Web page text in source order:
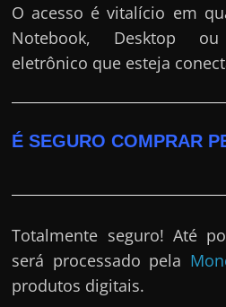
O acesso é vitalício em
Notebook, Desktop
eletrônico que esteja
É SEGURO COMPRAR
Totalmente seguro! Até
será processado pela
produtos digitais.